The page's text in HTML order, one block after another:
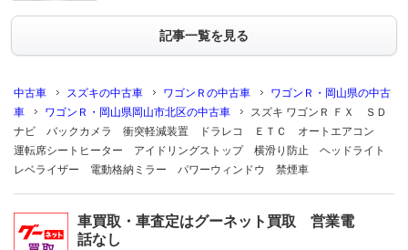
記事一覧を見る
中古車 スズキの中古車 ワゴンＲの中古車
ワゴンＲ・岡山県の中古
車
ワゴンＲ・岡山県岡山市北区の中古車
スズキ ワゴンＲ ＦＸ ＳＤ
ナビ バックカメラ 衝突軽減装置 ドラレコ ＥＴＣ オートエアコン
運転席シートヒーター アイドリングストップ 横滑り防止 ヘッドライト
レベライザー 電動格納ミラー パワーウィンドウ 禁煙車
車買取・車査定はグーネット買取 営業電
話なし